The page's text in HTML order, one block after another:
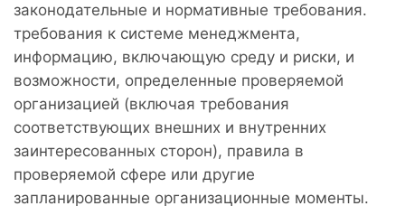
законодательные и нормативные требования.
требования к системе менеджмента,
информацию, включающую среду и риски, и
возможности, определенные проверяемой
организацией (включая требования
соответствующих внешних и внутренних
заинтересованных сторон), правила в
проверяемой сфере или другие
запланированные организационные моменты.